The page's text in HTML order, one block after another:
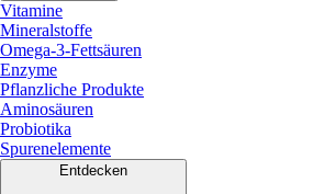
Vitamine
Mineralstoffe
Omega-3-Fettsäuren
Enzyme
Pflanzliche Produkte
Aminosäuren
Probiotika
Spurenelemente
Entdecken